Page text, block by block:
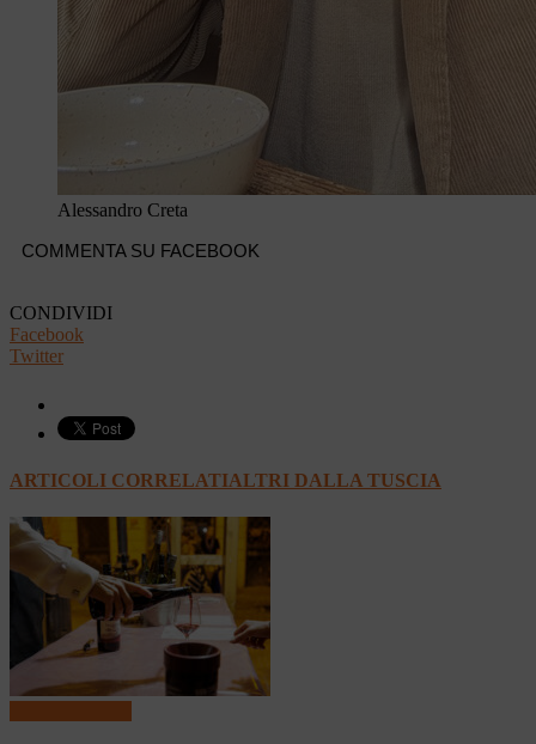
Alessandro Creta
COMMENTA SU FACEBOOK
CONDIVIDI
Facebook
Twitter
ARTICOLI CORRELATIALTRI DALLA TUSCIA